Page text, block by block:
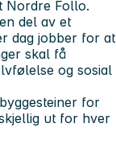
Nordre Follo.
del av et
dag jobber for at
skal få
og sosial
for
ut for hver